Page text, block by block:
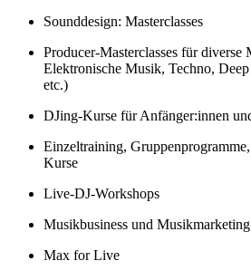
Sounddesign: Masterclasses
Producer-Masterclasses für
Elektronische Musik, Techno,
etc.)
DJing-Kurse für Anfänger:innen
Einzeltraining,
Kurse
Live-DJ-Workshops
Musikbusiness und Musikmarketing
Max for Live